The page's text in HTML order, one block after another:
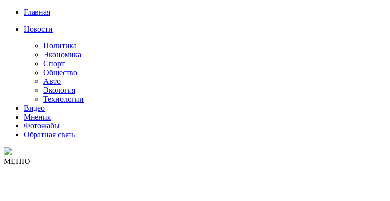
Главная
Новости
Политика
Экономика
Спорт
Общество
Авто
Экология
Технологии
Видео
Мнения
Фотожабы
Обратная связь
МЕНЮ